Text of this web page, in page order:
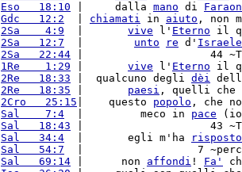
Eso   18:10 |     dalla mano di
Gdc   12:2 chiamati in aiuto , non
2Sa    4:9 vive l' Eterno il
2Sa   12:7 unto re d' Israele
2Sa   22:44 |                    44
1Re    1:29 vive l' Eterno il
2Re   18:33 |  qualcuno degli dèi
2Re   18:35 paesi , quelli che
2Cro   25:15 |    questo popolo , che
Sal    7:4
  |         meco in
pace
Sal   18:43 |                    43
Sal   34:4
  |       egli m'ha
risposto
Sal   54:7
|                  7
Sal   69:14 |      non affondi ! Fa'